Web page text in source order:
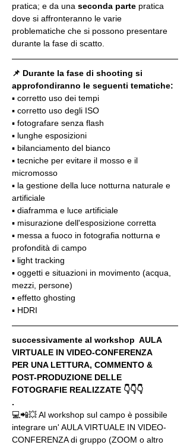
pratica; e da una seconda parte pratica
dove si affronteranno le varie
problematiche che si possono presentare
durante la fase di scatto.
📌 Durante la fase di shooting si
approfondiranno le seguenti tematiche:
▪️ corretto uso dei tempi
▪️ corretto uso degli ISO
▪️ fotografare senza flash
▪️ lunghe esposizioni
▪️ bilanciamento del bianco
▪️ tecniche per evitare il mosso e il
micromosso
▪️ la gestione della luce notturna naturale e
artificiale
▪️ diaframma e luce artificiale
▪️ misurazione dell'esposizione corretta
▪️ messa a fuoco in fotografia notturna e
profondità di campo
▪️ light tracking
▪️ oggetti e situazioni in movimento (acqua,
mezzi, persone)
▪️ effetto ghosting
▪️ HDRI
successivamente al workshop  AULA
VIRTUALE IN VIDEO-CONFERENZA
PER UNA LETTURA, COMMENTO &
POST-PRODUZIONE DELLE
FOTOGRAFIE REALIZZATE 👇👇👇
.
💻📲💥 Al workshop sul campo è possibile
integrare un' AULA VIRTUALE IN VIDEO-
CONFERENZA di gruppo (ZOOM o altro